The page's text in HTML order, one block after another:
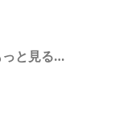
っと見る…